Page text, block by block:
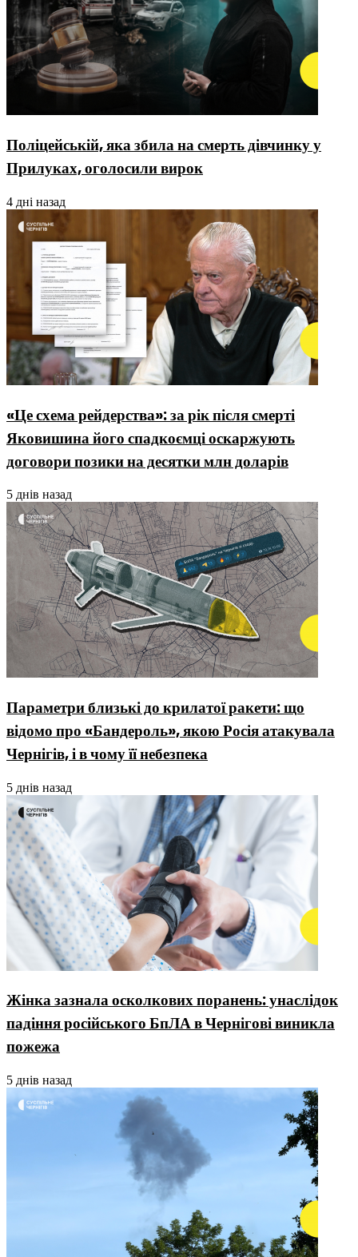
Поліцейській, яка збила на смерть дівчинку у
Прилуках, оголосили вирок
4 дні назад
«Це схема рейдерства»: за рік після смерті
Яковишина його спадкоємці оскаржують
договори позики на десятки млн доларів
5 днів назад
Параметри близькі до крилатої ракети: що
відомо про «Бандероль», якою Росія атакувала
Чернігів, і в чому її небезпека
5 днів назад
Жінка зазнала осколкових поранень: унаслідок
падіння російського БпЛА в Чернігові виникла
пожежа
5 днів назад